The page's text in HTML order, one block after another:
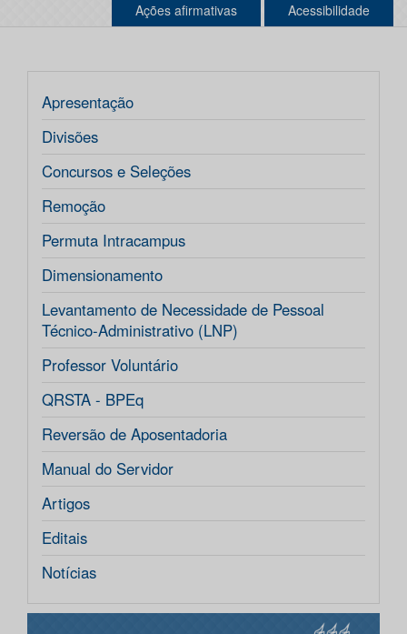
Ações afirmativas Acessibilidade
Apresentação
Divisões
Concursos e Seleções
Remoção
Permuta Intracampus
Dimensionamento
Levantamento de Necessidade de Pessoal
Técnico-Administrativo (LNP)
Professor Voluntário
QRSTA - BPEq
Reversão de Aposentadoria
Manual do Servidor
Artigos
Editais
Notícias